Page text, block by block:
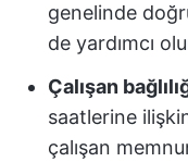
genelinde
de yardımcı
Çalışan
saatlerine
çalışan